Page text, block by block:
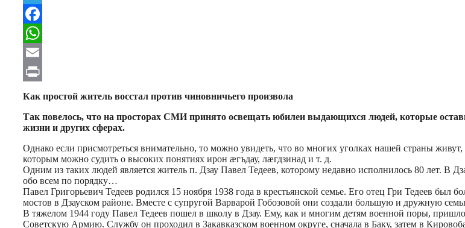
Telegram
Facebook
WhatsApp
Email
Print
Как простой житель восстал против чиновничьего произвола
Так повелось, что на просторах СМИ принято освещать юбилеи выдающихся людей, которые
жизни и других сферах.
Однако если присмотреться внимательно, то можно увидеть, что во многих уголках нашей страны
которым можно судить о высоких понятиях ирон æгъдау, лæгдзинад и т. д.
Одним из таких людей является житель п. Дзау Павел Тедеев, которому недавно исполнилось 80 лет. В
обо всем по порядку…
Павел Григорьевич Тедеев родился 15 ноября 1938 года в крестьянской семье. Его отец Гри Тедеев был
мостов в Дзауском районе. Вместе с супругой Варварой Гобозовой они создали большую и дружную
В тяжелом 1944 году Павел Тедеев пошел в школу в Дзау. Ему, как и многим детям военной поры,
Советскую Армию. Службу он проходил в Закавказском военном округе, сначала в Баку, затем в